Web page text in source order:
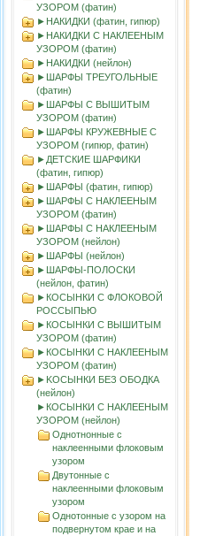
УЗОРОМ (фатин)
►НАКИДКИ (фатин, гипюр)
►НАКИДКИ С НАКЛЕЕНЫМ
УЗОРОМ (фатин)
►НАКИДКИ (нейлон)
►ШАРФЫ ТРЕУГОЛЬНЫЕ
(фатин)
►ШАРФЫ С ВЫШИТЫМ
УЗОРОМ (фатин)
►ШАРФЫ КРУЖЕВНЫЕ С
УЗОРОМ (гипюр, фатин)
►ДЕТСКИЕ ШАРФИКИ
(фатин, гипюр)
►ШАРФЫ (фатин, гипюр)
►ШАРФЫ С НАКЛЕЕНЫМ
УЗОРОМ (фатин)
►ШАРФЫ С НАКЛЕЕНЫМ
УЗОРОМ (нейлон)
►ШАРФЫ (нейлон)
►ШАРФЫ-ПОЛОСКИ
(нейлон, фатин)
►КОСЫНКИ С ФЛОКОВОЙ
РОССЫПЬЮ
►КОСЫНКИ С ВЫШИТЫМ
УЗОРОМ (фатин)
►КОСЫНКИ С НАКЛЕЕНЫМ
УЗОРОМ (фатин)
►KOСЫНКИ БЕЗ ОБОДКА
(нейлон)
►КОСЫНКИ С НАКЛЕЕНЫМ
УЗОРОМ (нейлон)
Однотнонные с
наклеенными флоковым
узором
Двутонные с
наклеенными флоковым
узором
Однотонные с узором на
подвернутом крае и на